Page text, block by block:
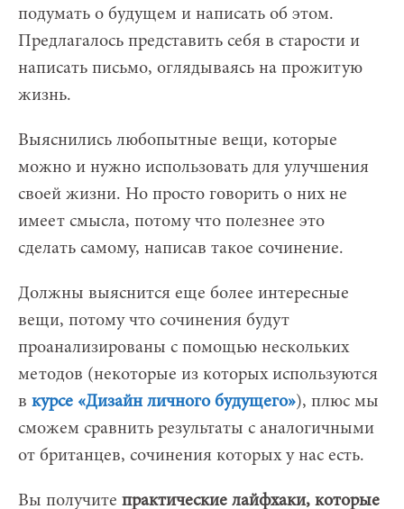
подумать о будущем и написать об этом.
Предлагалось представить себя в старости и
написать письмо, оглядываясь на прожитую
жизнь.
Выяснились любопытные вещи, которые
можно и нужно использовать для улучшения
своей жизни. Но просто говорить о них не
имеет смысла, потому что полезнее это
сделать самому, написав такое сочинение.
Должны выяснится еще более интересные
вещи, потому что сочинения будут
проанализированы с помощью нескольких
методов (некоторые из которых используются
в курсе «Дизайн личного будущего»), плюс мы
сможем сравнить результаты с аналогичными
от британцев, сочинения которых у нас есть.
Вы получите практические лайфхаки, которые